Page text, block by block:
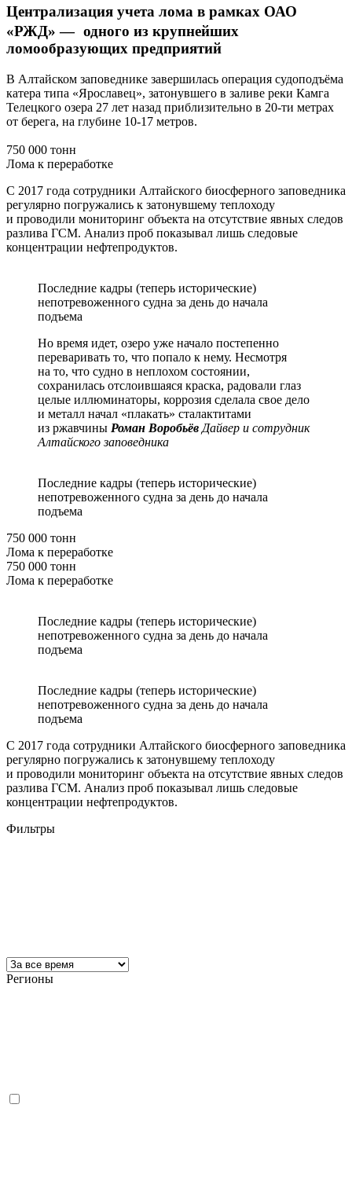
Централизация учета лома в рамках ОАО
«РЖД» — одного из крупнейших
ломообразующих предприятий
В Алтайском заповеднике завершилась операция судоподъёма
катера типа «Ярославец», затонувшего в заливе реки Камга
Телецкого озера 27 лет назад приблизительно в 20-ти метрах
от берега, на глубине 10-17 метров.
750 000 тонн
Лома к переработке
С 2017 года сотрудники Алтайского биосферного заповедника
регулярно погружались к затонувшему теплоходу
и проводили мониторинг объекта на отсутствие явных следов
разлива ГСМ. Анализ проб показывал лишь следовые
концентрации нефтепродуктов.
Последние кадры (теперь исторические)
непотревоженного судна за день до начала
подъема
Но время идет, озеро уже начало постепенно
переваривать то, что попало к нему. Несмотря
на то, что судно в неплохом состоянии,
сохранилась отслоившаяся краска, радовали глаз
целые иллюминаторы, коррозия сделала свое дело
и металл начал «плакать» сталактитами
из ржавчины Роман Воробьёв Дайвер и сотрудник
Алтайского заповедника
Последние кадры (теперь исторические)
непотревоженного судна за день до начала
подъема
750 000 тонн
Лома к переработке
750 000 тонн
Лома к переработке
Последние кадры (теперь исторические)
непотревоженного судна за день до начала
подъема
Последние кадры (теперь исторические)
непотревоженного судна за день до начала
подъема
С 2017 года сотрудники Алтайского биосферного заповедника
регулярно погружались к затонувшему теплоходу
и проводили мониторинг объекта на отсутствие явных следов
разлива ГСМ. Анализ проб показывал лишь следовые
концентрации нефтепродуктов.
Фильтры
Регионы